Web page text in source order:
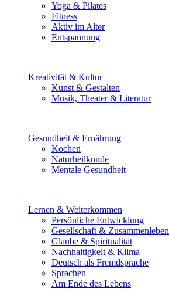
Yoga & Pilates
Fitness
Aktiv im Alter
Entspannung
Kreativität & Kultur
Kunst & Gestalten
Musik, Theater & Literatur
Gesundheit & Ernährung
Kochen
Naturheilkunde
Mentale Gesundheit
Lernen & Weiterkommen
Persönliche Entwicklung
Gesellschaft & Zusammenleben
Glaube & Spiritualität
Nachhaltigkeit & Klima
Deutsch als Fremdsprache
Sprachen
Am Ende des Lebens